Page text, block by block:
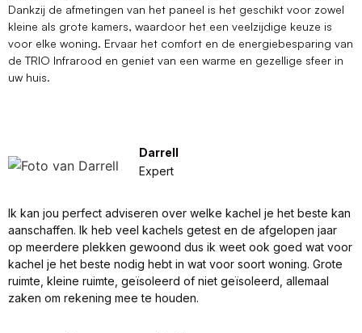
Dankzij de afmetingen van het paneel is het geschikt voor zowel
kleine als grote kamers, waardoor het een veelzijdige keuze is
voor elke woning. Ervaar het comfort en de energiebesparing van
de TRIO Infrarood en geniet van een warme en gezellige sfeer in
uw huis.
Darrell
Expert
Ik kan jou perfect adviseren over welke kachel je het beste kan
aanschaffen. Ik heb veel kachels getest en de afgelopen jaar
op meerdere plekken gewoond dus ik weet ook goed wat voor
kachel je het beste nodig hebt in wat voor soort woning. Grote
ruimte, kleine ruimte, geïsoleerd of niet geïsoleerd, allemaal
zaken om rekening mee te houden.